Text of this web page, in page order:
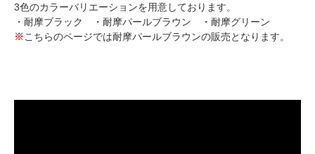
3色のカラーバリエーションを用意しております。
・耐摩ブラック ・耐摩パールブラウン ・耐摩グリーン
※こちらのページでは耐摩パールブラウンの販売となります。